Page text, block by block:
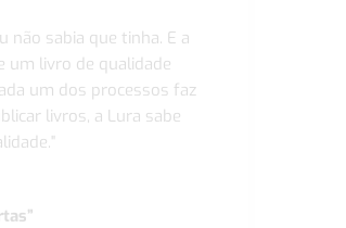
não sabia que tinha. E a
um livro de qualidade
um dos processos faz
livros, a Lura sabe